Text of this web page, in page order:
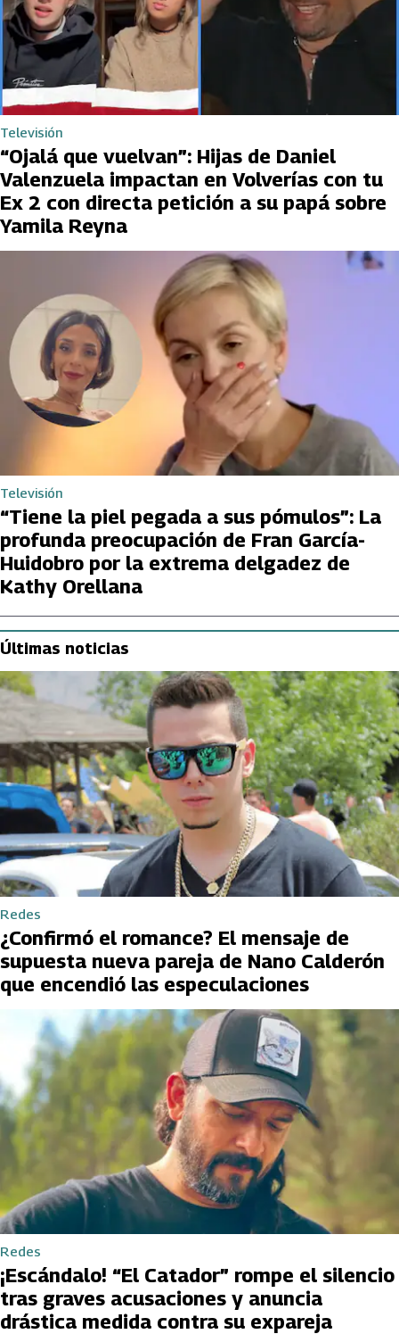
Televisión
“Ojalá que vuelvan”: Hijas de Daniel
Valenzuela impactan en Volverías con tu
Ex 2 con directa petición a su papá sobre
Yamila Reyna
Televisión
“Tiene la piel pegada a sus pómulos”: La
profunda preocupación de Fran García-
Huidobro por la extrema delgadez de
Kathy Orellana
Últimas noticias
Redes
¿Confirmó el romance? El mensaje de
supuesta nueva pareja de Nano Calderón
que encendió las especulaciones
Redes
¡Escándalo! “El Catador” rompe el silencio
tras graves acusaciones y anuncia
drástica medida contra su expareja